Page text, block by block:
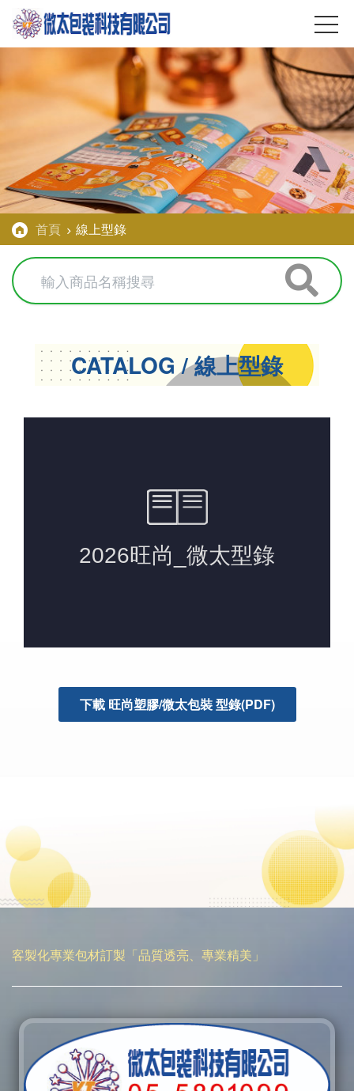
首頁 線上型錄
CATALOG / 線上型錄
下載 旺尚塑膠/微太包裝 型錄(PDF)
客製化專業包材訂製「品質透亮、專業精美」